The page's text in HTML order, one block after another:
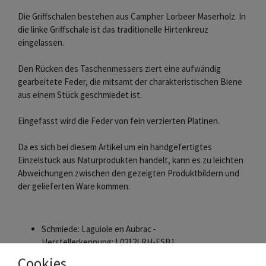
Die Griffschalen bestehen aus Campher Lorbeer Maserholz. In
die linke Griffschale ist das traditionelle Hirtenkreuz
eingelassen.
Den Rücken des Taschenmessers ziert eine aufwändig
gearbeitete Feder, die mitsamt der charakteristischen Biene
aus einem Stück geschmiedet ist.
Eingefasst wird die Feder von fein verzierten Platinen.
Da es sich bei diesem Artikel um ein handgefertigtes
Einzelstück aus Naturprodukten handelt, kann es zu leichten
Abweichungen zwischen den gezeigten Produktbildern und
der gelieferten Ware kommen.
Schmiede: Laguiole en Aubrac -
Herstellerkennung: L0212LRH-FSB1